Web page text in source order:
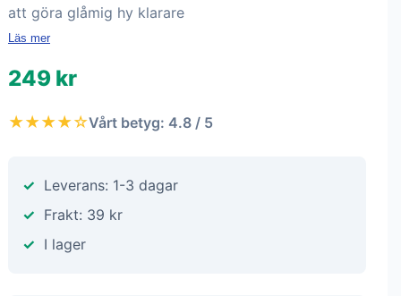
att göra glåmig hy klarare
Läs mer
249 kr
★★★★☆Vårt betyg: 4.8 / 5
Leverans: 1-3 dagar
Frakt: 39 kr
I lager